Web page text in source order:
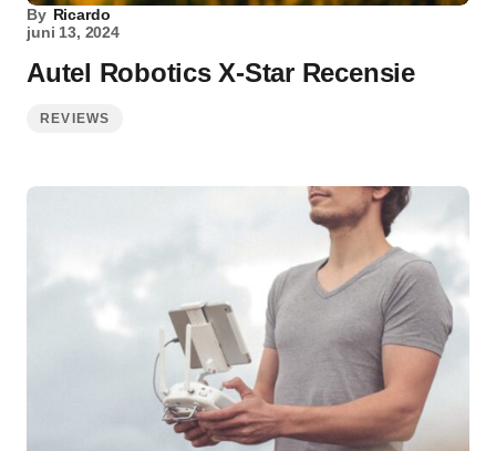
By Ricardo
juni 13, 2024
Autel Robotics X-Star Recensie
REVIEWS